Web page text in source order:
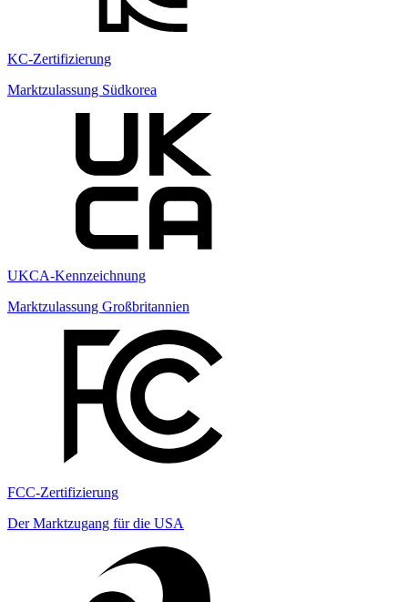
KC-Zertifizierung
Marktzulassung Südkorea
UKCA-Kennzeichnung
Marktzulassung Großbritannien
FCC-Zertifizierung
Der Marktzugang für die USA